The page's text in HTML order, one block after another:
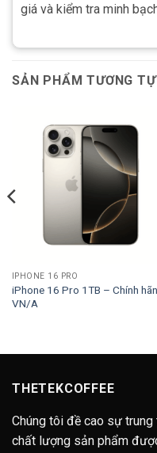
giá và kiểm tra minh
SẢN PHẨM TƯƠNG TỰ
IPHONE 16 PRO
iPhone 16 Pro 1TB – Chính
VN/A
THETEKCOFFEE
Chúng tôi đề cao sự
chất lượng sản phẩm